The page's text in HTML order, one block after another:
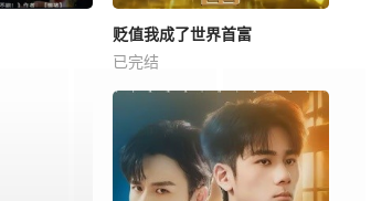
贬值我成了世界首富
已完结